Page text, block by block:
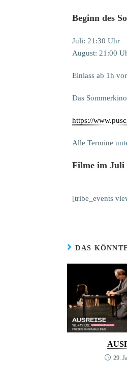
Beginn des
Juli: 21:30 Uhr
August: 21:00
Einlass ab 1h
Das
https://
Alle Termine
Filme im Juli
[tribe_events
DAS
29.